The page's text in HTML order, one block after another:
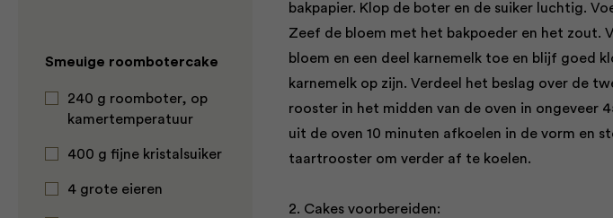
Smeuige roombotercake
240 g roomboter, op
kamertemperatuur
400 g fijne kristalsuiker
4 grote eieren
bakpapier. Klop de boter en de suiker luchtig.
Zeef de bloem met het bakpoeder en het zout.
bloem en een deel karnemelk toe en blijf goed
karnemelk op zijn. Verdeel het beslag over de
rooster in het midden van de oven in ongeveer
uit de oven 10 minuten afkoelen in de vorm en
taartrooster om verder af te koelen.
2. Cakes voorbereiden: